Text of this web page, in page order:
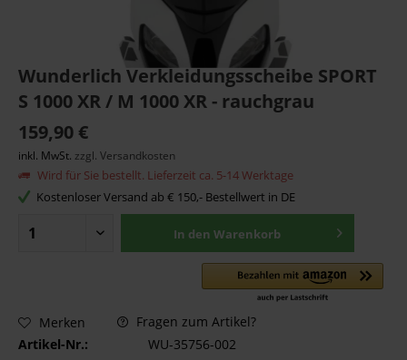
Wunderlich Verkleidungsscheibe SPORT
S 1000 XR / M 1000 XR - rauchgrau
159,90 €
inkl. MwSt. zzgl. Versandkosten
Wird für Sie bestellt. Lieferzeit ca. 5-14 Werktage
Kostenloser Versand ab € 150,- Bestellwert in DE
In den Warenkorb
Merken
Fragen zum Artikel?
Artikel-Nr.:
WU-35756-002